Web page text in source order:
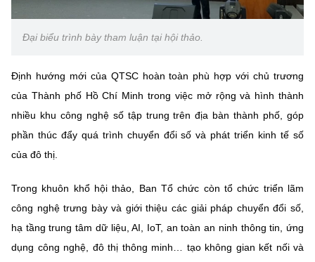
Đại biểu trình bày tham luận tại hội thảo.
Định hướng mới của QTSC hoàn toàn phù hợp với chủ trương
của Thành phố Hồ Chí Minh trong việc mở rộng và hình thành
nhiều khu công nghệ số tập trung trên địa bàn thành phố, góp
phần thúc đẩy quá trình chuyển đổi số và phát triển kinh tế số
của đô thị.
Trong khuôn khổ hội thảo, Ban Tổ chức còn tổ chức triển lãm
công nghệ trưng bày và giới thiệu các giải pháp chuyển đổi số,
hạ tầng trung tâm dữ liệu, AI, IoT, an toàn an ninh thông tin, ứng
dụng công nghệ, đô thị thông minh… tạo không gian kết nối và